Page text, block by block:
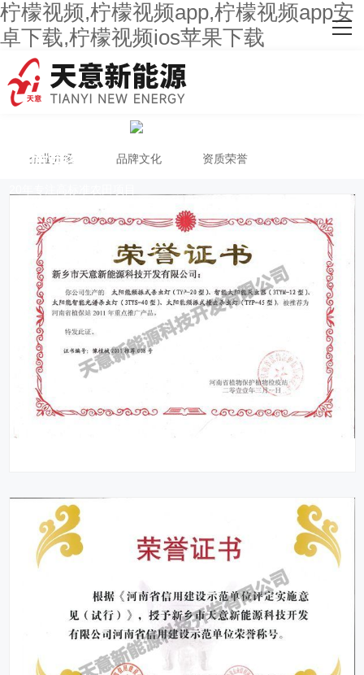
柠檬视频,柠檬视频app,柠檬视频app安
卓下载,柠檬视频ios苹果下载
网站首页
关于柠檬视频
主营产品
新闻资讯
联系柠檬视频
资质荣誉
企业介绍 品牌文化 资质荣誉